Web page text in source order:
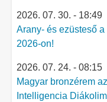
2026. 07. 30. - 18:49
Arany- és ezüsteső
2026-on!
2026. 07. 24. - 08:15
Magyar bronzérem
Intelligencia